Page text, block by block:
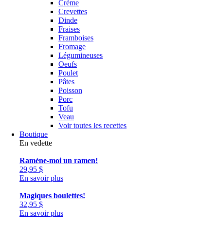
Crème
Crevettes
Dinde
Fraises
Framboises
Fromage
Légumineuses
Oeufs
Poulet
Pâtes
Poisson
Porc
Tofu
Veau
Voir toutes les recettes
Boutique
En vedette
Ramène-moi un ramen!
29,95 $
En savoir plus
Magiques boulettes!
32,95 $
En savoir plus